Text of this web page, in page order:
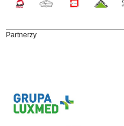
Partnerzy